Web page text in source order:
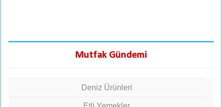
Mutfak Gündemi
Deniz Ürünleri